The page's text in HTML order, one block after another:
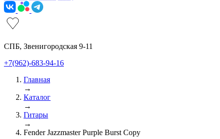
СПБ, Звенигородская 9-11
+7(962)-683-94-16
Главная
→
Каталог
→
Гитары
→
Fender Jazzmaster Purple Burst Copy